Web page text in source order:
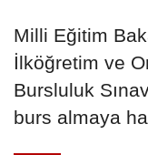
Milli Eğitim
İlköğretim ve
Bursluluk
burs almaya